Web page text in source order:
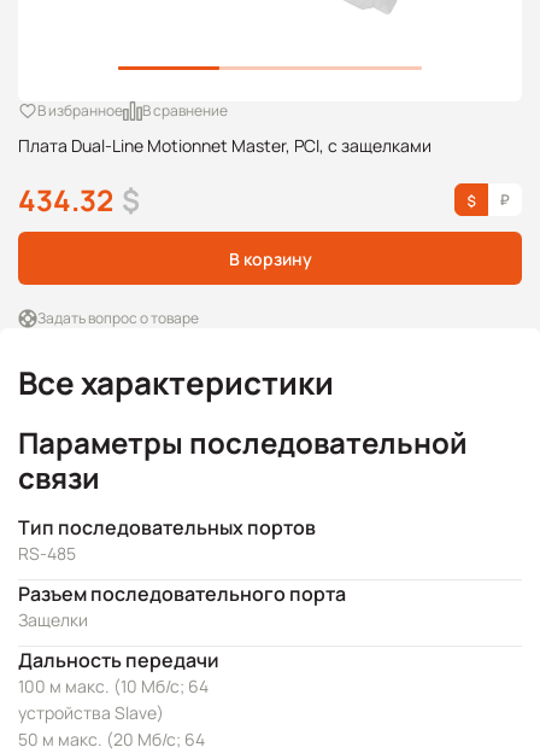
Плата Dual-Line Motionnet Master, PCI, с защелками
В избранное В сравнение
434.32 $
В корзину
Задать вопрос о товаре
Все характеристики
Параметры последовательной
связи
Тип последовательных портов
RS-485
Разъем последовательного порта
Защелки
Дальность передачи
100 м макс. (10 Мб/с; 64
устройства Slave)
50 м макс. (20 Мб/с; 64